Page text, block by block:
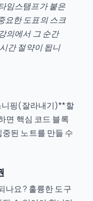
임스탬프가 붙은
요한 도표의 스크
의에서 그 순간
간 절약이 됩니
니핑(잘라내기)**할
면 핵심 코드 블록
된 노트를 만들 수
나요? 훌륭한 도구